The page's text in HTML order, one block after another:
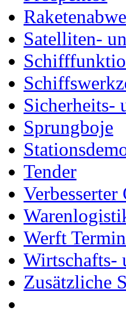
Satelliten-
Sicherheits-
Sprungboje
Tender
Werft
Wirtschafts-
Zusätzliche